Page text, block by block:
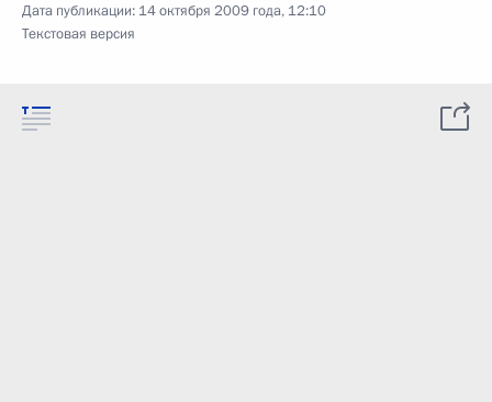
Дата публикации: 14 октября 2009 года, 12:10
Текстовая версия